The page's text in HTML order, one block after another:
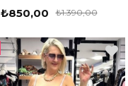
₺850,00 ₺1.390,00